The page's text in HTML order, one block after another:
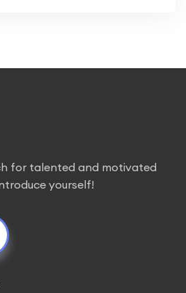
for talented and motivated
yourself!